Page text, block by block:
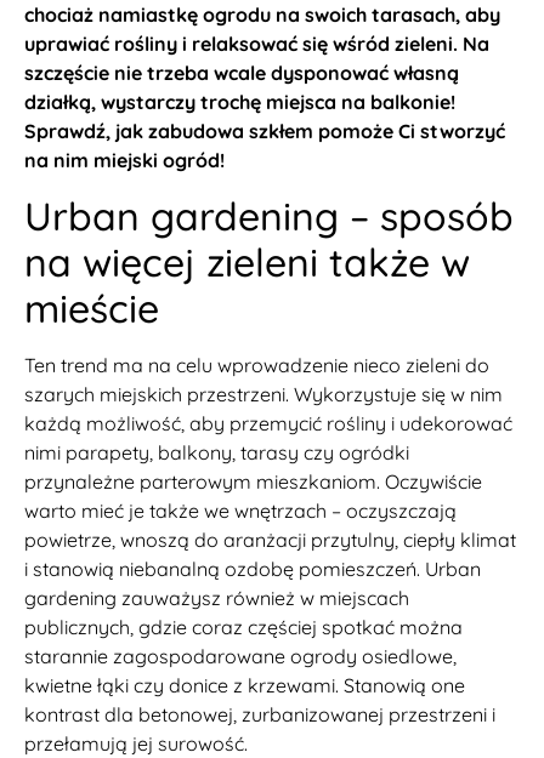
chociaż namiastkę ogrodu na swoich tarasach, aby
uprawiać rośliny i relaksować się wśród zieleni. Na
szczęście nie trzeba wcale dysponować własną
działką, wystarczy trochę miejsca na balkonie!
Sprawdź, jak zabudowa szkłem pomoże Ci stworzyć
na nim miejski ogród!
Urban gardening – sposób
na więcej zieleni także w
mieście
Ten trend ma na celu wprowadzenie nieco zieleni do
szarych miejskich przestrzeni. Wykorzystuje się w nim
każdą możliwość, aby przemycić rośliny i udekorować
nimi parapety, balkony, tarasy czy ogródki
przynależne parterowym mieszkaniom. Oczywiście
warto mieć je także we wnętrzach – oczyszczają
powietrze, wnoszą do aranżacji przytulny, ciepły klimat
i stanowią niebanalną ozdobę pomieszczeń. Urban
gardening zauważysz również w miejscach
publicznych, gdzie coraz częściej spotkać można
starannie zagospodarowane ogrody osiedlowe,
kwietne łąki czy donice z krzewami. Stanowią one
kontrast dla betonowej, zurbanizowanej przestrzeni i
przełamują jej surowość.